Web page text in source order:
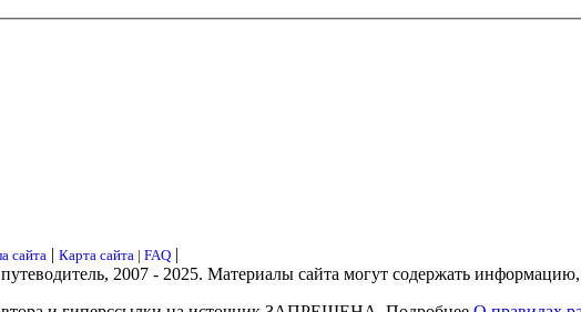
сайта | Карта сайта | FAQ |
2007 - 2025. Материалы сайта могут содержать